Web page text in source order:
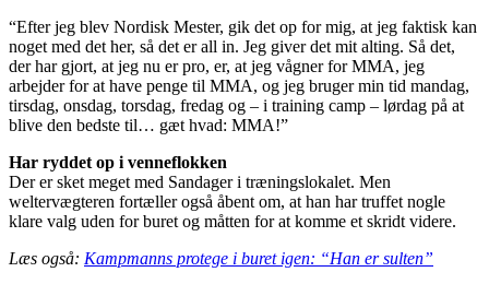
“Efter jeg blev Nordisk Mester, gik det op for mig, at jeg faktisk kan
noget med det her, så det er all in. Jeg giver det mit alting. Så det,
der har gjort, at jeg nu er pro, er, at jeg vågner for MMA, jeg
arbejder for at have penge til MMA, og jeg bruger min tid mandag,
tirsdag, onsdag, torsdag, fredag og – i training camp – lørdag på at
blive den bedste til… gæt hvad: MMA!”
Har ryddet op i venneflokken
Der er sket meget med Sandager i træningslokalet. Men
weltervægteren fortæller også åbent om, at han har truffet nogle
klare valg uden for buret og måtten for at komme et skridt videre.
Læs også: Kampmanns protege i buret igen: “Han er sulten”